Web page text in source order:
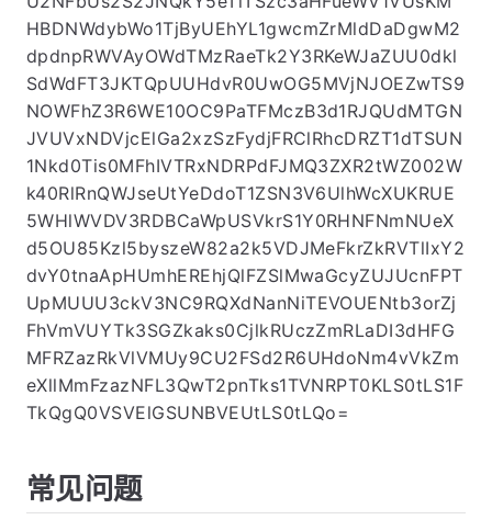
HBDNWdybWo1TjByUEhYL1gwcmZrMldDaDgwM2
dpdnpRWVAyOWdTMzRaeTk2Y3RKeWJaZUU0dkl
SdWdFT3JKTQpUUHdvR0UwOG5MVjNJOEZwTS9
NOWFhZ3R6WE10OC9PaTFMczB3d1RJQUdMTGN
JVUVxNDVjcElGa2xzSzFydjFRClRhcDRZT1dTSUN
1Nkd0Tis0MFhIVTRxNDRPdFJMQ3ZXR2tWZ002W
k40RlRnQWJseUtYeDdoT1ZSN3V6UlhWcXUKRUE
5WHlWVDV3RDBCaWpUSVkrS1Y0RHNFNmNUeX
d5OU85Kzl5byszeW82a2k5VDJMeFkrZkRVTlIxY2
dvY0tnaApHUmhEREhjQlFZSlMwaGcyZUJUcnFPT
UpMUUU3ckV3NC9RQXdNanNiTEVOUENtb3orZj
FhVmVUYTk3SGZkaks0CjlkRUczZmRLaDI3dHFG
MFRZazRkVlVMUy9CU2FSd2R6UHdoNm4vVkZm
eXllMmFzazNFL3QwT2pnTks1TVNRPT0KLS0tLS1F
TkQgQ0VSVElGSUNBVEUtLS0tLQo=
常见问题